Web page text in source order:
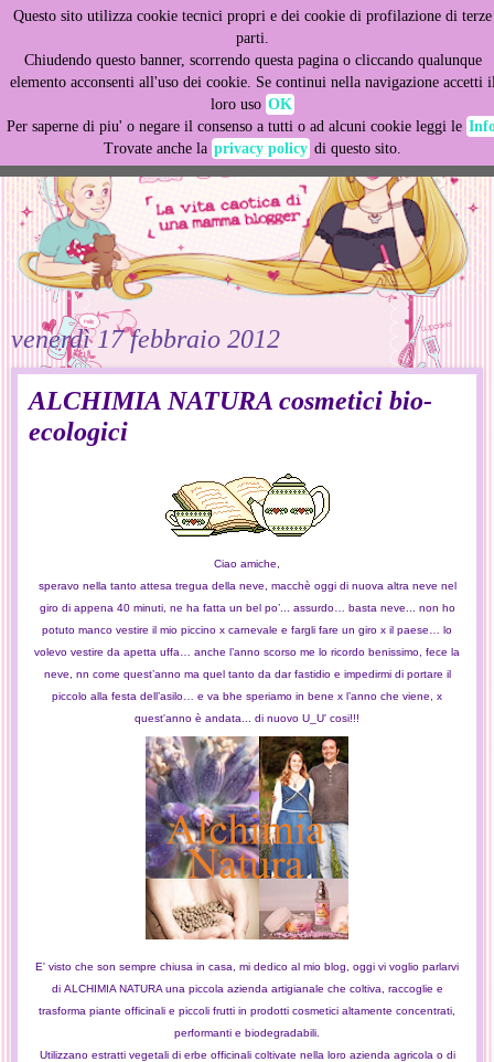
Questo sito utilizza cookie tecnici propri e dei cookie di profilazione di terze
parti.
Chiudendo questo banner, scorrendo questa pagina o cliccando qualunque
elemento acconsenti all'uso dei cookie. Se continui nella navigazione accetti
loro uso OK
Per saperne di piu' o negare il consenso a tutti o ad alcuni cookie leggi le
Trovate anche la privacy policy di questo sito.
venerdì 17 febbraio 2012
ALCHIMIA NATURA cosmetici bio-
ecologici
Ciao amiche,
speravo nella tanto attesa tregua della neve, macchè oggi di nuova altra neve nel
giro di appena 40 minuti, ne ha fatta un bel po’... assurdo… basta neve... non ho
potuto manco vestire il mio piccino x carnevale e fargli fare un giro x il paese… lo
volevo vestire da apetta uffa… anche l’anno scorso me lo ricordo benissimo, fece la
neve, nn come quest’anno ma quel tanto da dar fastidio e impedirmi di portare il
piccolo alla festa dell’asilo… e va bhe speriamo in bene x l’anno che viene, x
quest'anno è andata... di nuovo U_U' cosi!!!
E' visto che son sempre chiusa in casa, mi dedico al mio blog, oggi vi voglio parlarvi
di ALCHIMIA NATURA una piccola azienda artigianale che coltiva, raccoglie e
trasforma piante officinali e piccoli frutti in prodotti cosmetici altamente concentrati,
performanti e biodegradabili.
Utilizzano estratti vegetali di erbe officinali coltivate nella loro azienda agricola o di
This site uses cookies from Google to deliver its services
and to analyze traffic. Your IP address and user-agent are
shared with Google along with performance and security
metrics to ensure quality of service, generate usage
statistics, and to detect and address abuse.
LEARN MORE GOT IT